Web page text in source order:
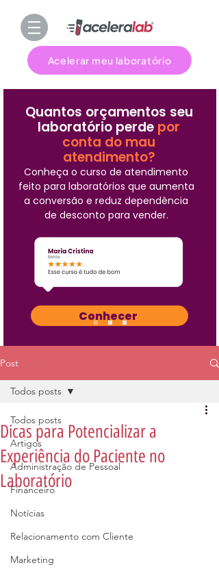
Acelerar meu laboratório
Quantos orçamentos seu
laboratório perde por
conta do mau
atendimento?
Conheça o curso de atendimento
feito para laboratórios que aumenta
a conversão e reduz dependência
de desconto para vender.
Conhecer
Post
Todos posts
Artigos
Administração de Pessoal
Financeiro
Notícias
Relacionamento com Cliente
Marketing
Todos posts
Dicas para Potencializar a
Experiência do Paciente no
Laboratório